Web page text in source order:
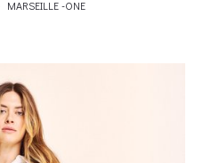
MARSEILLE -ONE